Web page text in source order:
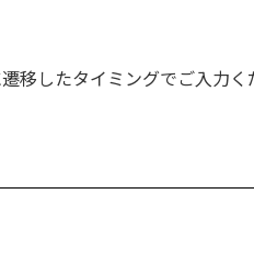
移したタイミングでご入力